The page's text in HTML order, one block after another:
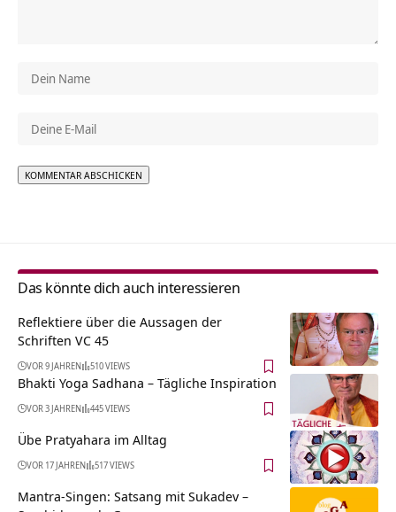
Das könnte dich auch interessieren
Reflektiere über die Aussagen der
Schriften VC 45
VOR 9 JAHREN 510 VIEWS
Bhakti Yoga Sadhana – Tägliche Inspiration
VOR 3 JAHREN 445 VIEWS
Übe Pratyahara im Alltag
VOR 17 JAHREN 517 VIEWS
Mantra-Singen: Satsang mit Sukadev –